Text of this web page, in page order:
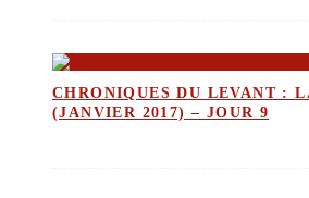
CHRONIQUES DU LEVANT :
(JANVIER 2017) – JOUR 9